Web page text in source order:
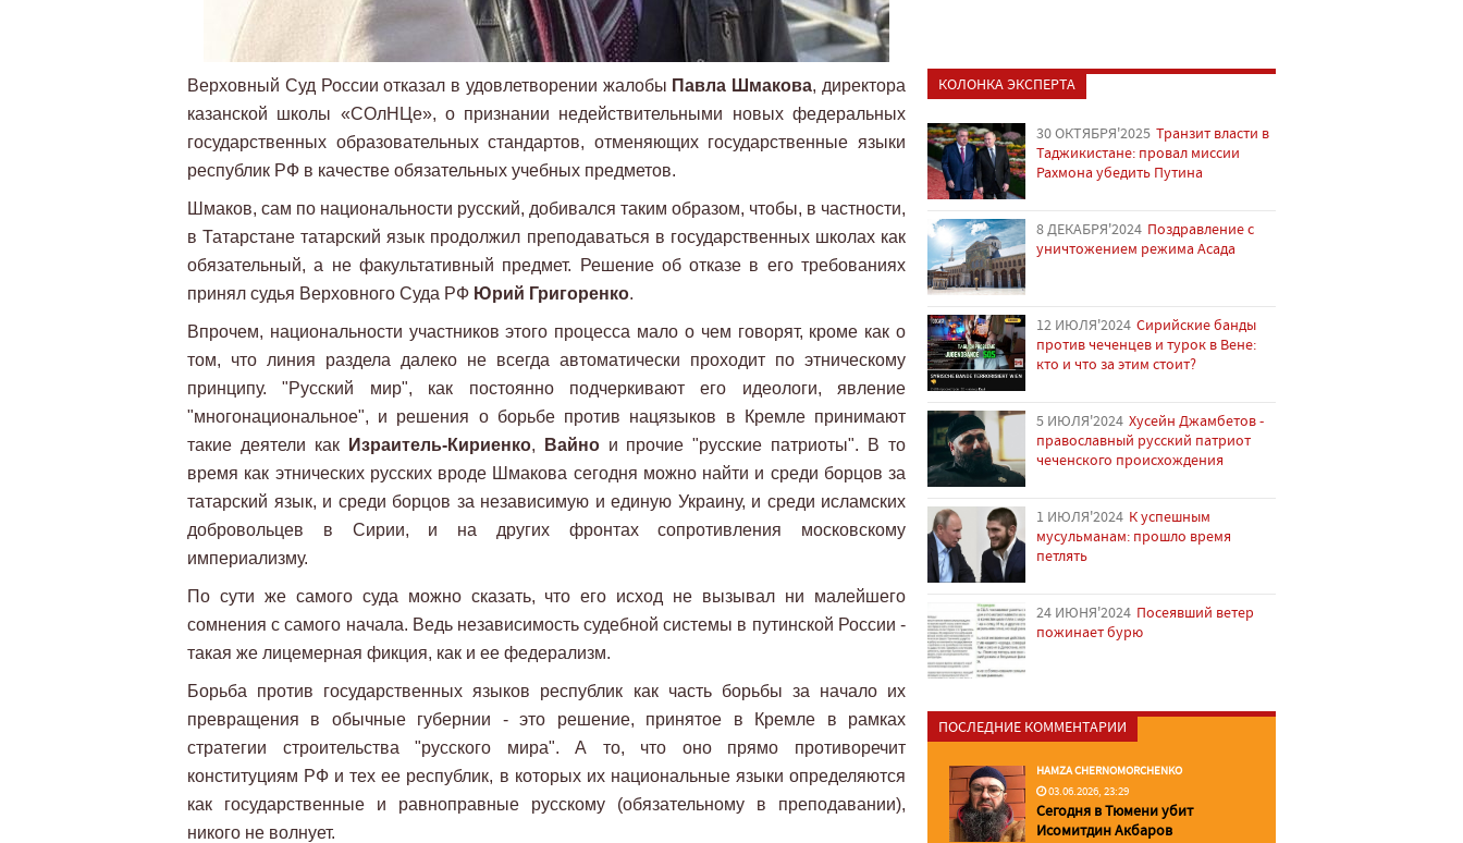
Верховный Суд России отказал в удовлетворении жалобы Павла Шмакова, директора
казанской школы «СОлНЦе», о признании недействительными новых федеральных
государственных образовательных стандартов, отменяющих государственные языки
республик РФ в качестве обязательных учебных предметов.
Шмаков, сам по национальности русский, добивался таким образом, чтобы, в частности,
в Татарстане татарский язык продолжил преподаваться в государственных школах как
обязательный, а не факультативный предмет. Решение об отказе в его требованиях
принял судья Верховного Суда РФ Юрий Григоренко.
Впрочем, национальности участников этого процесса мало о чем говорят, кроме как о
том, что линия раздела далеко не всегда автоматически проходит по этническому
принципу. "Русский мир", как постоянно подчеркивают его идеологи, явление
"многонациональное", и решения о борьбе против нацязыков в Кремле принимают
такие деятели как
Израитель-Кириенко, Вайнои прочие "русские патриоты". В то
время как этнических русских вроде Шмакова сегодня можно найти и среди борцов за
татарский язык, и среди борцов за независимую и единую Украину, и среди исламских
добровольцев в Сирии, и на других фронтах сопротивления московскому
империализму.
По сути же самого суда можно сказать, что его исход не вызывал ни малейшего
сомнения с самого начала. Ведь независимость судебной системы в путинской России -
такая же лицемерная фикция, как и ее федерализм.
Борьба против государственных языков республик как часть борьбы за начало их
превращения в обычные губернии - это решение, принятое в Кремле в рамках
стратегии строительства "русского мира". А то, что оно прямо противоречит
конституциям РФ и тех ее республик, в которых их национальные языки определяются
как государственные и равноправные русскому (обязательному в преподавании),
никого не волнует.
КОЛОНКА ЭКСПЕРТА
30 ОКТЯБРЯ'2025 Транзит власти в
Таджикистане: провал миссии
Рахмона убедить Путина
8 ДЕКАБРЯ'2024 Поздравление с
уничтожением режима Асада
12 ИЮЛЯ'2024 Сирийские банды
против чеченцев и турок в Вене:
кто и что за этим стоит?
5 ИЮЛЯ'2024 Хусейн Джамбетов -
православный русский патриот
чеченского происхождения
1 ИЮЛЯ'2024 К успешным
мусульманам: прошло время
петлять
24 ИЮНЯ'2024 Посеявший ветер
пожинает бурю
ПОСЛЕДНИЕ КОММЕНТАРИИ
HAMZA CHERNOMORCHENKO
03.06.2026, 23:29
Сегодня в Тюмени убит
Исомитдин Акбаров